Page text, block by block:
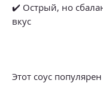
✔️ Острый, но
вкус
Этот соус